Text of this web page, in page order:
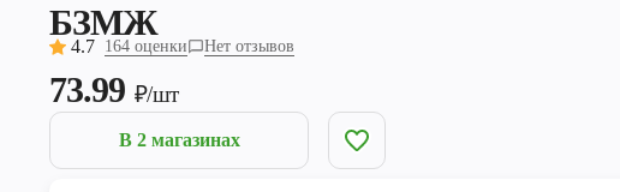
БЗМЖ
4.7 164 оценки Нет отзывов
73.99 ₽/шт
В 2 магазинах